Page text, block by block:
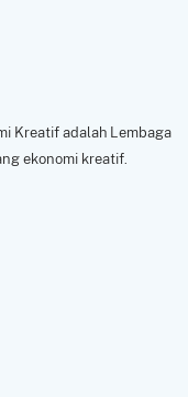
Kreatif adalah Lembaga
ekonomi kreatif.